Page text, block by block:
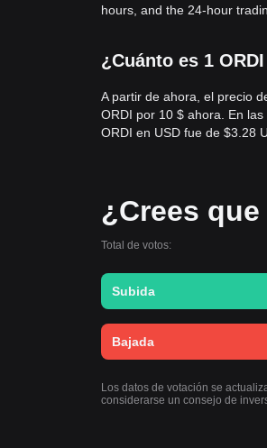
hours, and the 24-hour
¿Cuánto es 1
A partir de ahora, el precio
ORDI por 10 $ ahora. En
ORDI en USD fue de $3.28
¿Crees
Total de votos:
Subida
Bajada
Los datos de votación se
considerarse un consejo de